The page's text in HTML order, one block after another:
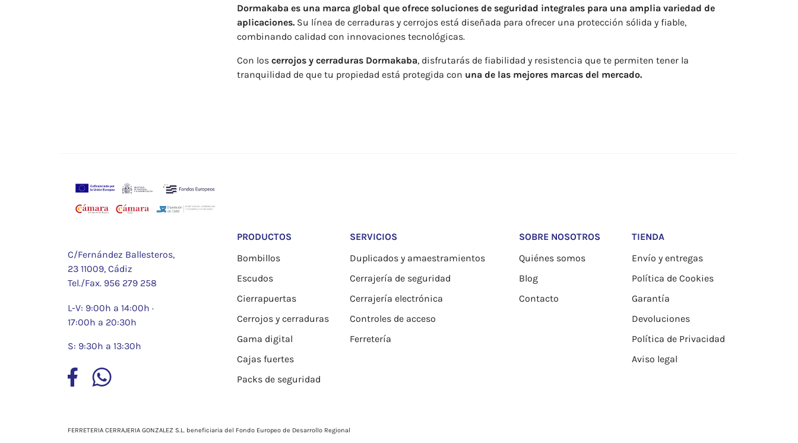
Dormakaba es una marca global que ofrece soluciones de seguridad integrales para una amplia variedad de
aplicaciones. Su línea de cerraduras y cerrojos está diseñada para ofrecer una protección sólida y fiable,
combinando calidad con innovaciones tecnológicas.
Con los cerrojos y cerraduras Dormakaba, disfrutarás de fiabilidad y resistencia que te permiten tener la
tranquilidad de que tu propiedad está protegida con una de las mejores marcas del mercado.
C/Fernández Ballesteros,
23 11009, Cádiz
Tel./Fax. 956 279 258
L-V: 9:00h a 14:00h ·
17:00h a 20:30h
S: 9:30h a 13:30h
PRODUCTOS
Bombillos
Escudos
Cierrapuertas
Cerrojos y cerraduras
Gama digital
Cajas fuertes
Packs de seguridad
SERVICIOS
Duplicados y amaestramientos
Cerrajería de seguridad
Cerrajería electrónica
Controles de acceso
Ferretería
SOBRE NOSOTROS
Quiénes somos
Blog
Contacto
TIENDA
Envío y entregas
Política de Cookies
Garantía
Devoluciones
Política de Privacidad
Aviso legal
FERRETERIA CERRAJERIA GONZALEZ S.L. beneficiaria del Fondo Europeo de Desarrollo Regional